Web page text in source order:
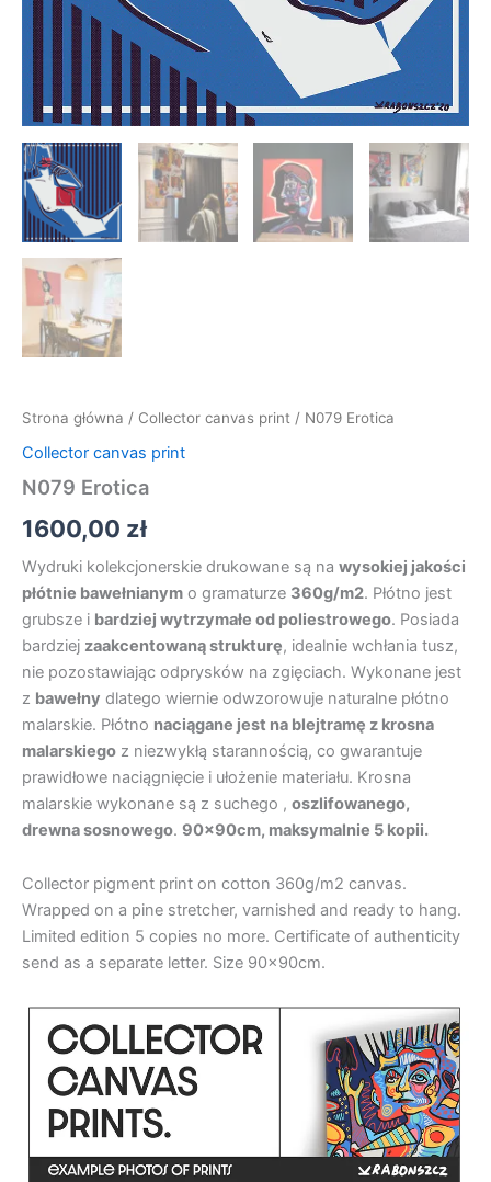
Strona główna / Collector canvas print / N079 Erotica
Collector canvas print
N079 Erotica
1600,00 zł
Wydruki kolekcjonerskie drukowane są na wysokiej jakości
płótnie bawełnianym o gramaturze 360g/m2. Płótno jest
grubsze i bardziej wytrzymałe od poliestrowego. Posiada
bardziej zaakcentowaną strukturę, idealnie wchłania tusz,
nie pozostawiając odprysków na zgięciach. Wykonane jest
z bawełny dlatego wiernie odwzorowuje naturalne płótno
malarskie. Płótno naciągane jest na blejtramę z krosna
malarskiego z niezwykłą starannością, co gwarantuje
prawidłowe naciągnięcie i ułożenie materiału. Krosna
malarskie wykonane są z suchego , oszlifowanego,
drewna sosnowego. 90x90cm, maksymalnie 5 kopii.
Collector pigment print on cotton 360g/m2 canvas.
Wrapped on a pine stretcher, varnished and ready to hang.
Limited edition 5 copies no more. Certificate of authenticity
send as a separate letter. Size 90x90cm.